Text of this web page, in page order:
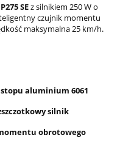
SEz silnikiem 250 W o
czujnik momentu
maksymalna 25 km/h.
stopu aluminium 6061
silnik
obrotowego